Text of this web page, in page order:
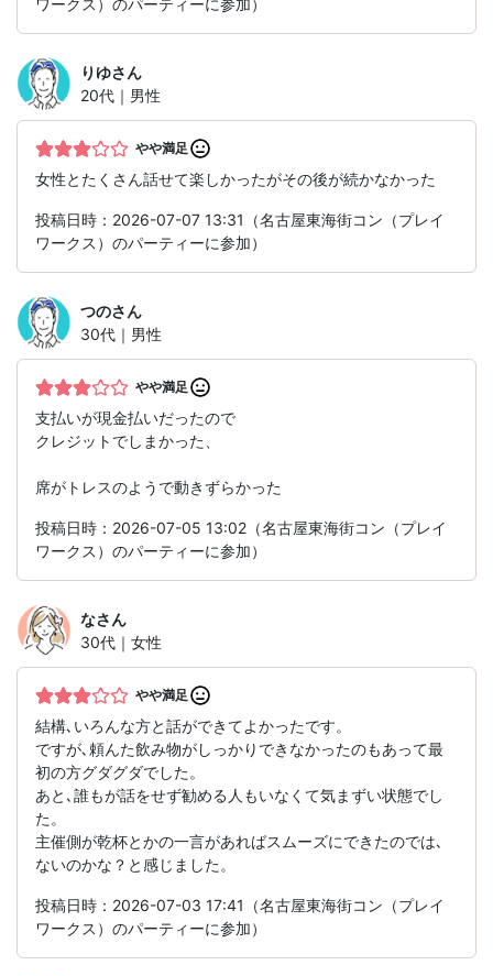
ワークス）のパーティーに参加）
りゆさん
20代｜男性
やや満足
女性とたくさん話せて楽しかったがその後が続かなかった
投稿日時：2026-07-07 13:31（名古屋東海街コン（プレイ
ワークス）のパーティーに参加）
つのさん
30代｜男性
やや満足
支払いが現金払いだったので
クレジットでしまかった、
席がトレスのようで動きずらかった
投稿日時：2026-07-05 13:02（名古屋東海街コン（プレイ
ワークス）のパーティーに参加）
なさん
30代｜女性
やや満足
結構､いろんな方と話ができてよかったです。
ですが､頼んた飲み物がしっかりできなかったのもあって最
初の方グダグダでした。
あと､誰もが話をせず勧める人もいなくて気まずい状態でし
た。
主催側が乾杯とかの一言があればスムーズにできたのでは､
ないのかな？と感じました。
投稿日時：2026-07-03 17:41（名古屋東海街コン（プレイ
ワークス）のパーティーに参加）